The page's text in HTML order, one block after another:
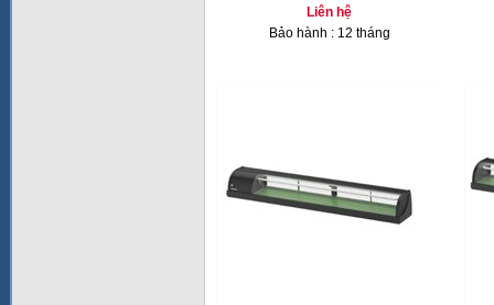
Liên hệ
Bảo hành : 12 tháng